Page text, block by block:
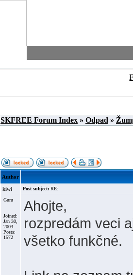
SKFREE Forum Index » Odpad »
Author
kiwi Post subject: RE:
Guru
Joined:
Jan 30,
2003
Posts:
1572
Ahojte,
rozpredám veci
všetko funkčné.